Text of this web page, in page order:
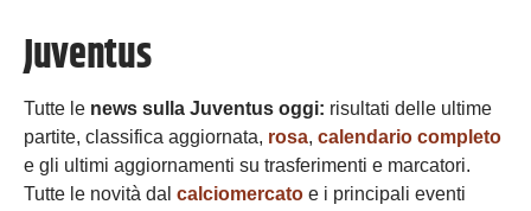
Juventus
Tutte le news sulla Juventus oggi: risultati delle ultime
partite, classifica aggiornata, rosa, calendario completo
e gli ultimi aggiornamenti su trasferimenti e marcatori.
Tutte le novità dal calciomercato e i principali eventi